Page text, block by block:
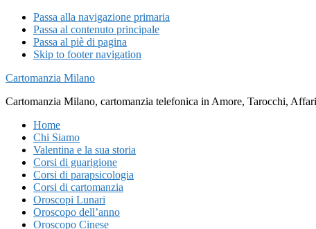
Passa alla navigazione primaria
Passa al contenuto principale
Passa al piè di pagina
Skip to footer navigation
Cartomanzia Milano
Cartomanzia Milano, cartomanzia telefonica in Amore, Tarocchi,
Home
Chi Siamo
Valentina e la sua storia
Corsi di guarigione
Corsi di parapsicologia
Corsi di cartomanzia
Oroscopi Lunari
Oroscopo dell’anno
Oroscopo Cinese